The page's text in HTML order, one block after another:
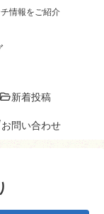
情報をご紹介
新着投稿
お問い合わせ